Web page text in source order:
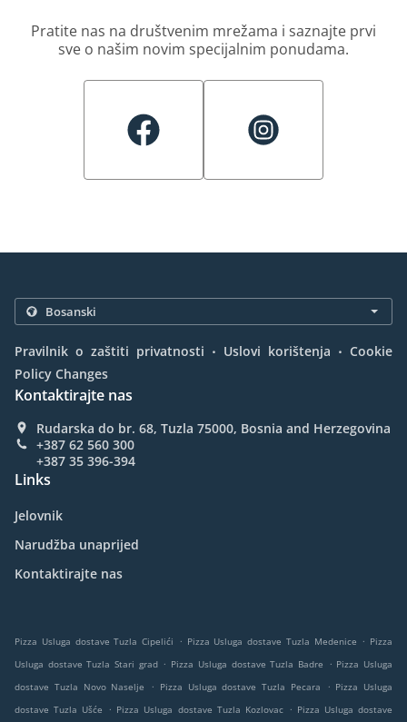
Pratite nas na društvenim mrežama i saznajte prvi
sve o našim novim specijalnim ponudama.
Pravilnik o zaštiti privatnosti . Uslovi korištenja . Cookie
Policy Changes
Kontaktirajte nas
Rudarska do br. 68, Tuzla 75000, Bosnia and Herzegovina
+387 62 560 300
+387 35 396-394
Links
Jelovnik
Narudžba unaprijed
Kontaktirajte nas
Pizza Usluga dostave Tuzla Cipelići . Pizza Usluga dostave Tuzla Medenice . Pizza
Usluga dostave Tuzla Stari grad . Pizza Usluga dostave Tuzla Badre . Pizza Usluga
dostave Tuzla Novo Naselje
. Pizza Usluga dostave Tuzla Pecara . Pizza Usluga
dostave Tuzla Ušće
. Pizza Usluga dostave Tuzla Kozlovac . Pizza Usluga dostave